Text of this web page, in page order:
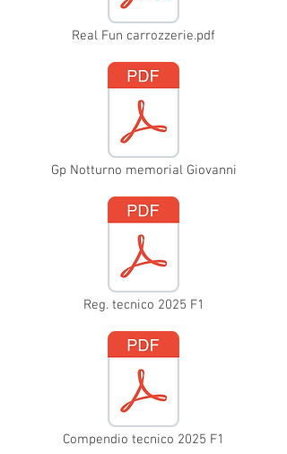
Real Fun carrozzerie.pdf
Gp Notturno memorial Giovanni
Reg. tecnico 2025 F1
Compendio tecnico 2025 F1